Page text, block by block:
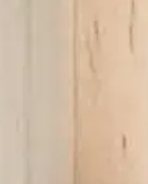
sekä Mk3i – 51 mm
ja 3